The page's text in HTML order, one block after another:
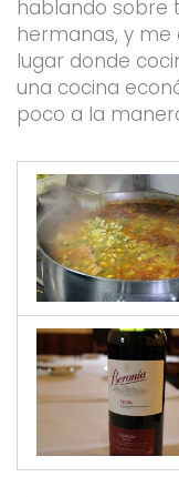
hablando sobre
hermanas, y me
lugar donde
una cocina
poco a la